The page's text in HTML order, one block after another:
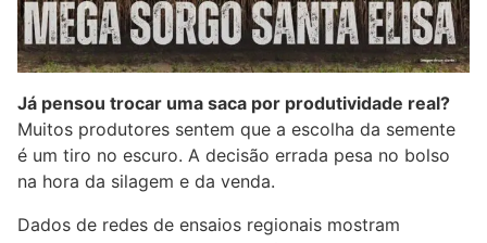
Já pensou trocar uma saca por produtividade real?
Muitos produtores sentem que a escolha da semente
é um tiro no escuro. A decisão errada pesa no bolso
na hora da silagem e da venda.
Dados de redes de ensaios regionais mostram